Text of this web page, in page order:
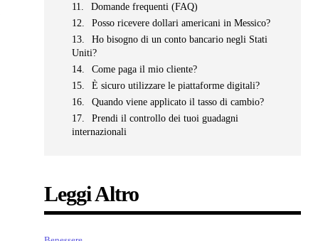
Domande frequenti (FAQ)
Posso ricevere dollari americani in Messico?
Ho bisogno di un conto bancario negli Stati
Uniti?
Come paga il mio cliente?
È sicuro utilizzare le piattaforme digitali?
Quando viene applicato il tasso di cambio?
Prendi il controllo dei tuoi guadagni
internazionali
Leggi Altro